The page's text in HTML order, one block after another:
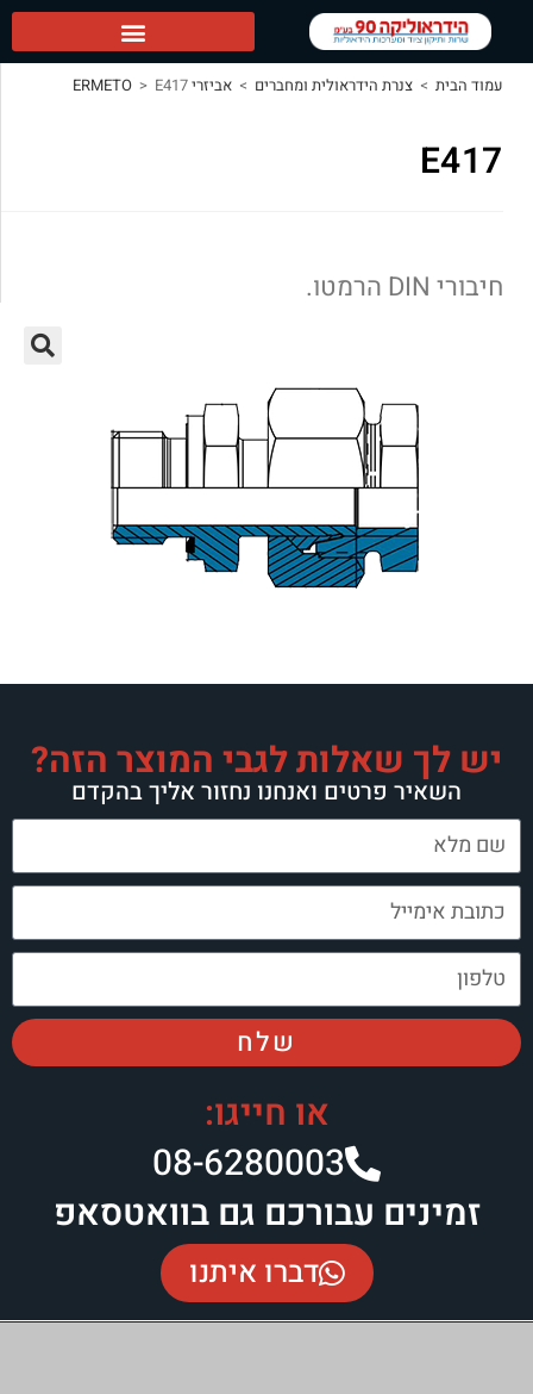
עמוד הבית > צנרת הידראולית ומחברים > אביזרי ERMETO > E417
E417
חיבורי DIN הרמטו.
יש לך שאלות לגבי המוצר הזה?
השאיר פרטים ואנחנו נחזור אליך בהקדם
שלח
או חייגו:
08-6280003​
זמינים עבורכם גם בוואטסאפ
דברו איתנו